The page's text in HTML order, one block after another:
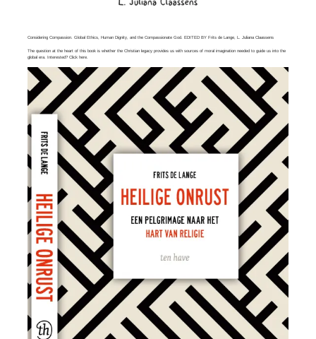
Considering Compassion. Global Ethics, Human Dignity, and the Compassionate God. EDITED BY Frits de Lange, L. Juliana Claassens
The question at the heart of this book is whether the Christian legacy provides us with sources of moral imagination needed to guide us into the
global era. Interested? Clickhere